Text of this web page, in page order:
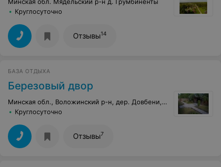
Круглосуточно
Отзывы14
БАЗА ОТДЫХА
Березовый двор
Минская обл., Воложинский р-н, дер. Довбени, 54
Круглосуточно
Отзывы7